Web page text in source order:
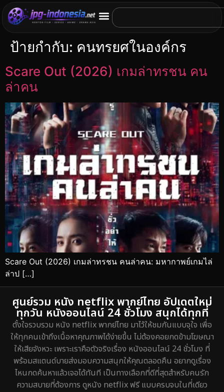
ป้ายกำกับ: คนทรยศในองค์กร
Scare Out (2026) เกมล่าทรชน คน
ล่าคน
Scare Out (2026) เกมล่าทรชน คนล่าคน: มหากาพย์เกมไล่
ล่าป […]
ศูนย์รวม หนัง netflix พากย์ไทย อัปเดตใหม่
ทุกวัน หนังออนไลน์ 24 ชั่วโมง สนุกได้ทุกที่
ตั้งใจรวบรวม หนัง netflix พากย์ไทย มาไว้ให้ชมกันแบบจุใจ เพื่อ
ให้ทุกคนเข้าถึงเนื้อหาคุณภาพได้ง่ายขึ้น ไม่ต้องคอยกดข้ามโฆษณา
ให้เสียจังหวะ เพราะเราคือตัวจริงเรื่อง หนังออนไลน์ 24 ชั่วโมง ที่
พร้อมสแตนด์บายส่งมอบความสนุกให้คุณตลอดคืน อยากดูเรื่อง
ไหนกดค้นหาแล้วเจอได้ทันที เป็นทางเลือกที่ดีที่สุดสำหรับคนรัก
ความสบายที่ต้องการ ดูหนัง netflix ฟรี แบบครบจบในที่เดียว